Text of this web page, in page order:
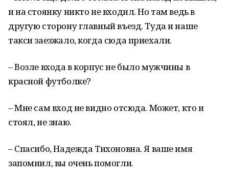
и на стоянку никто не входил. Но там ведь в
другую сторону главный въезд. Туда и наше
такси заезжало, когда сюда приехали.
– Возле входа в корпус не было мужчины в
красной футболке?
– Мне сам вход не видно отсюда. Может, кто и
стоял, не знаю.
– Спасибо, Надежда Тихоновна. Я ваше имя
запомнил, вы очень помогли.